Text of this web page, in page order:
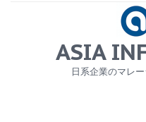
MENU
ASIA
日系企業のマレ